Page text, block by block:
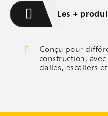
ÉQUIPEMENT CHANTIER
Aménagement de
Occasion équipement
OCCASION
Les +
Conçu pour
construction,
dalles, escaliers